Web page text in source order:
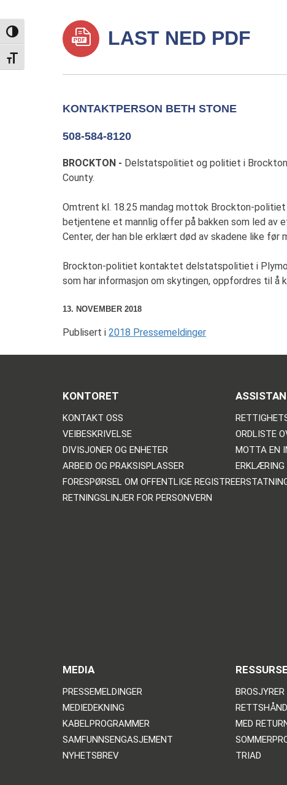
TOGGLE HIGH CONTRAST
TOGGLE FONT SIZE
LAST NED PDF
KONTAKTPERSON BETH STONE
508-584-8120
BROCKTON - Delstatspolitiet og politiet i
County.
Omtrent kl. 18.25 mandag mottok Brockton-
betjentene et mannlig offer på bakken som led av
Center, der han ble erklært død av skadene like før
Brockton-politiet kontaktet delstatspolitiet i
som har informasjon om skytingen, oppfordres til
13. NOVEMBER 2018
Publisert i 2018 Pressemeldinger
KONTORET
KONTAKT OSS
VEIBESKRIVELSE
DIVISJONER OG ENHETER
ARBEID OG PRAKSISPLASSER
FORESPØRSEL OM OFFENTLIGE REGISTRE
RETNINGSLINJER FOR PERSONVERN
ORDLISTE
MOTTA EN
ERKLÆRING
MEDIA
PRESSEMELDINGER
MEDIEDEKNING
KABELPROGRAMMER
SAMFUNNSENGASJEMENT
NYHETSBREV
MED
TRIAD